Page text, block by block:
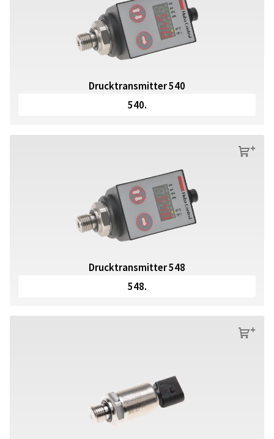
Drucktransmitter 540
540.
s
Drucktransmitter 548
548.
s